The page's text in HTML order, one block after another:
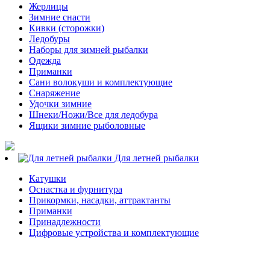
Жерлицы
Зимние снасти
Кивки (сторожки)
Ледобуры
Наборы для зимней рыбалки
Одежда
Приманки
Сани волокуши и комплектующие
Снаряжение
Удочки зимние
Шнеки/Ножи/Все для ледобура
Ящики зимние рыболовные
Для летней рыбалки
Катушки
Оснастка и фурнитура
Прикормки, насадки, аттрактанты
Приманки
Принадлежности
Цифровые устройства и комплектующие